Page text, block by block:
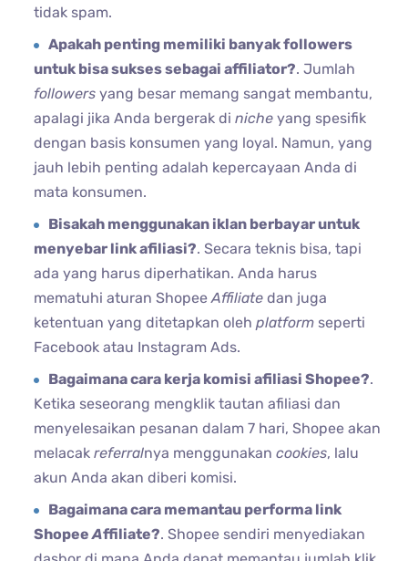
tidak spam.
Apakah penting memiliki banyak followers
untuk bisa sukses sebagai affiliator?. Jumlah
followersyang besar memang sangat membantu,
apalagi jika Anda bergerak dinicheyang spesifik
dengan basis konsumen yang loyal. Namun, yang
jauh lebih penting adalah kepercayaan Anda di
mata konsumen.
Bisakah menggunakan iklan berbayar untuk
menyebar link afiliasi?. Secara teknis bisa, tapi
ada yang harus diperhatikan. Anda harus
mematuhi aturan ShopeeAffiliate dan juga
ketentuan yang ditetapkan olehplatformseperti
Facebook atau Instagram Ads.
Bagaimana cara kerja komisi afiliasi Shopee?.
Ketika seseorang mengklik tautan afiliasi dan
menyelesaikan pesanan dalam 7 hari, Shopee akan
melacakreferralnya menggunakancookies, lalu
akun Anda akan diberi komisi.
Bagaimana cara memantau performa link
ShopeeAffiliate?. Shopee sendiri menyediakan